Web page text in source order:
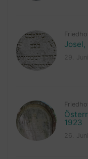
Josel,
1923